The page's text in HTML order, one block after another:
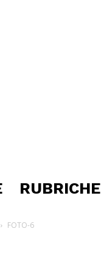
RUBRICHE
FOTO-6